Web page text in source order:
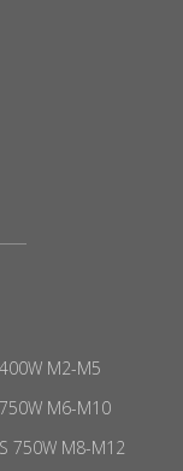
400W M2-M5
750W M6-M10
S 750W M8-M12